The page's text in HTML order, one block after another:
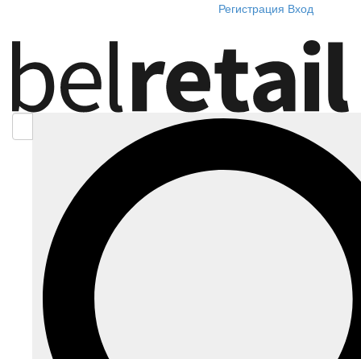
Регистрация Вход